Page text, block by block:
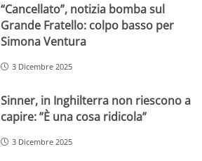
“Cancellato”, notizia bomba sul
Grande Fratello: colpo basso per
Simona Ventura
3 Dicembre 2025
Sinner, in Inghilterra non riescono a
capire: ”È una cosa ridicola”
3 Dicembre 2025